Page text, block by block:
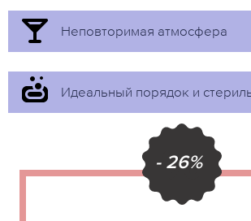
Неповторимая атмосфера
Идеальный порядок и
- 26%